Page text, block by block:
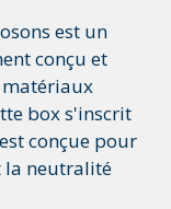
est un
conçu et
matériaux
box s'inscrit
conçue pour
la neutralité